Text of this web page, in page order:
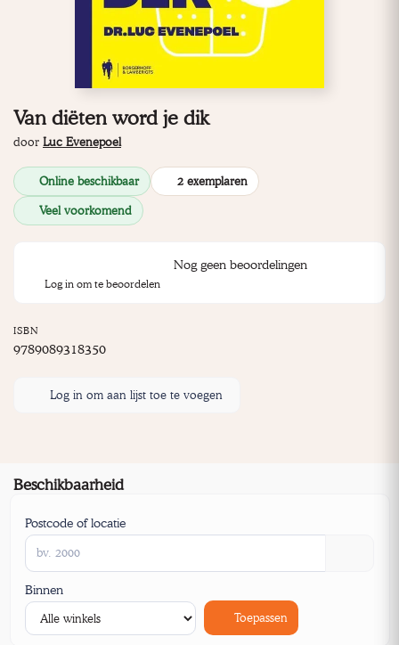
Van diëten word je dik
door Luc Evenepoel
Online beschikbaar 2 exemplaren
Veel voorkomend
Nog geen beoordelingen
Log in om te beoordelen
ISBN
9789089318350
Log in om aan lijst toe te voegen
Beschikbaarheid
Postcode of locatie
Binnen
Toepassen